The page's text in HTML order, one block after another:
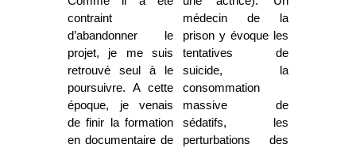
contraint
d’abandonner le
projet, je me suis
retrouvé seul à le
poursuivre. A cette
époque, je venais
de finir la formation
en documentaire de
médecin de la
prison y évoque les
tentatives de
suicide, la
consommation
massive de
sédatifs, les
perturbations des